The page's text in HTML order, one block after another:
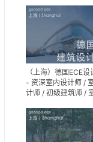
（上海）德国ECE
- 资深室内设计师 /
计师 / 初级建筑师 /
习生